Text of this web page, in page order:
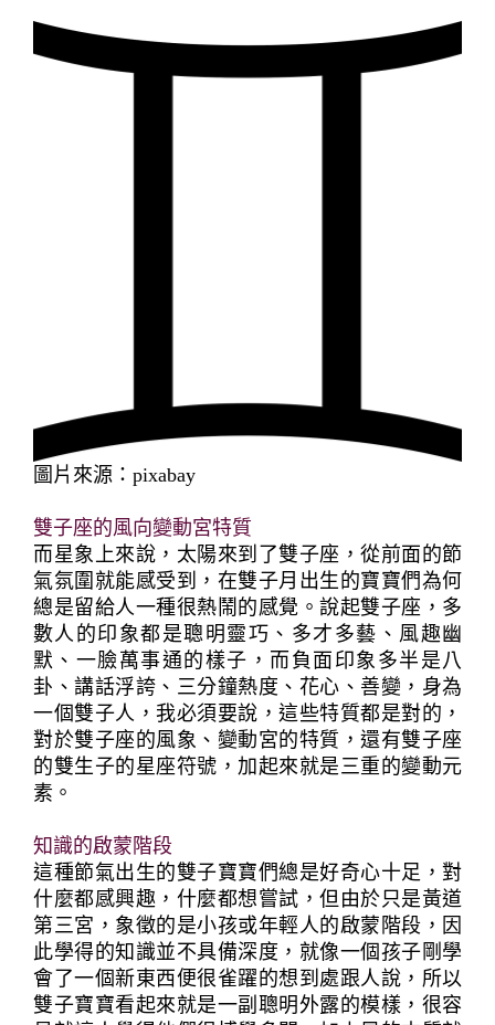
圖片來源：pixabay
雙子座的風向變動宮特質
而星象上來說，太陽來到了雙子座，從前面的節
氣氛圍就能感受到，在雙子月出生的寶寶們為何
總是留給人一種很熱鬧的感覺。說起雙子座，多
數人的印象都是聰明靈巧、多才多藝、風趣幽
默、一臉萬事通的樣子，而負面印象多半是八
卦、講話浮誇、三分鐘熱度、花心、善變，身為
一個雙子人，我必須要說，這些特質都是對的，
對於雙子座的風象、變動宮的特質，還有雙子座
的雙生子的星座符號，加起來就是三重的變動元
素。
知識的啟蒙階段
這種節氣出生的雙子寶寶們總是好奇心十足，對
什麼都感興趣，什麼都想嘗試，但由於只是黃道
第三宮，象徵的是小孩或年輕人的啟蒙階段，因
此學得的知識並不具備深度，就像一個孩子剛學
會了一個新東西便很雀躍的想到處跟人說，所以
雙子寶寶看起來就是一副聰明外露的模樣，很容